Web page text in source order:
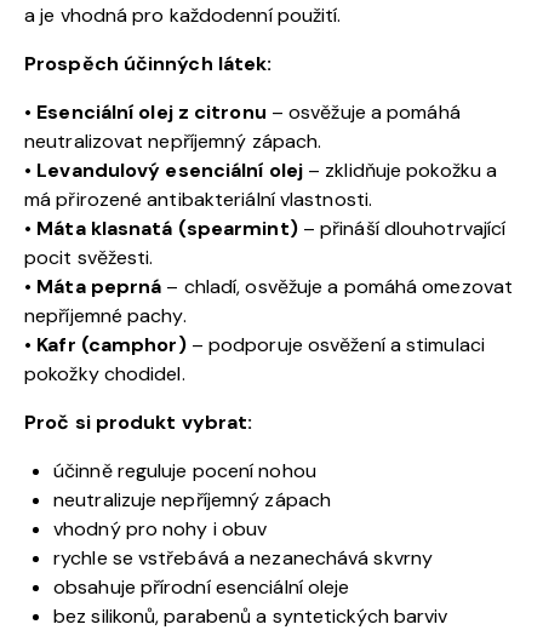
a je vhodná pro každodenní použití.
Prospěch účinných látek:
• Esenciální olej z citronu – osvěžuje a pomáhá
neutralizovat nepříjemný zápach.
• Levandulový esenciální olej– zklidňuje pokožku a
má přirozené antibakteriální vlastnosti.
• Máta klasnatá (spearmint)– přináší dlouhotrvající
pocit svěžesti.
• Máta peprná – chladí, osvěžuje a pomáhá omezovat
nepříjemné pachy.
• Kafr (camphor)– podporuje osvěžení a stimulaci
pokožky chodidel.
Proč si produkt vybrat:
účinně reguluje pocení nohou
neutralizuje nepříjemný zápach
vhodný pro nohy i obuv
rychle se vstřebává a nezanechává skvrny
obsahuje přírodní esenciální oleje
bez silikonů, parabenů a syntetických barviv